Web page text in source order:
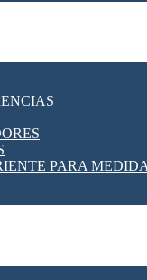
PARA